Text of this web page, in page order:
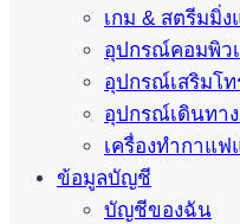
เกม & สตรีมมิ่
อุปกรณ์คอมพิว
อุปกรณ์เสริมโ
อุปกรณ์เดินทา
เครื่องทำกาแ
ข้อมูลบัญชี
บัญชีของฉัน